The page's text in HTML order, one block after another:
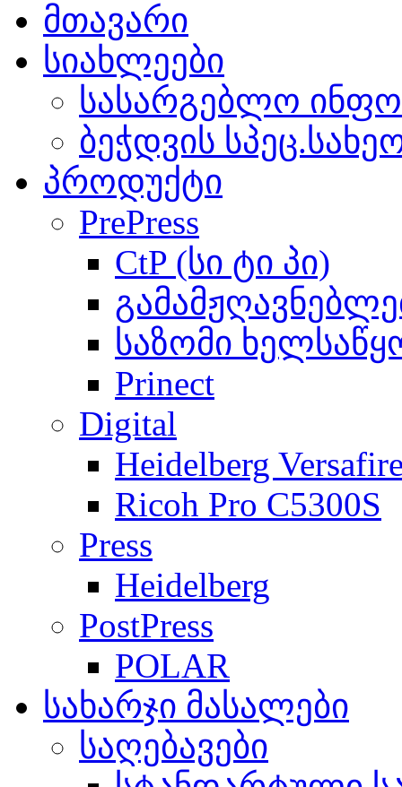
მთავარი
სიახლეები
სასარგებლო ინფო
ბეჭდვის
პროდუქტი
PrePress
CtP (სი ტი პი)
საზომი
Prinect
Digital
Heidelberg
Ricoh Pro C5300S
Press
Heidelberg
PostPress
POLAR
სახარჯი მასალები
საღებავები